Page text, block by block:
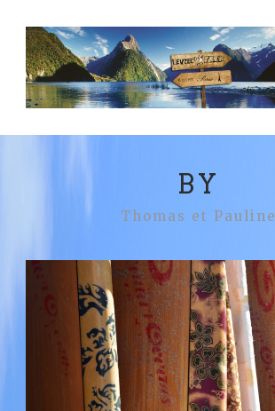
BY
Thomas et Pauline